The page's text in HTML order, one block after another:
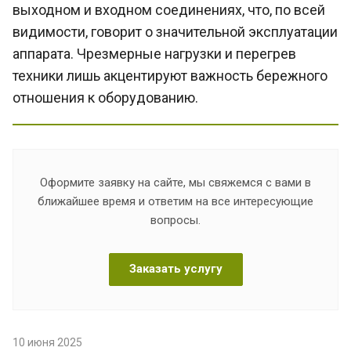
выходном и входном соединениях, что, по всей
видимости, говорит о значительной эксплуатации
аппарата. Чрезмерные нагрузки и перегрев
техники лишь акцентируют важность бережного
отношения к оборудованию.
Оформите заявку на сайте, мы свяжемся с вами в
ближайшее время и ответим на все интересующие
вопросы.
Заказать услугу
10 июня 2025